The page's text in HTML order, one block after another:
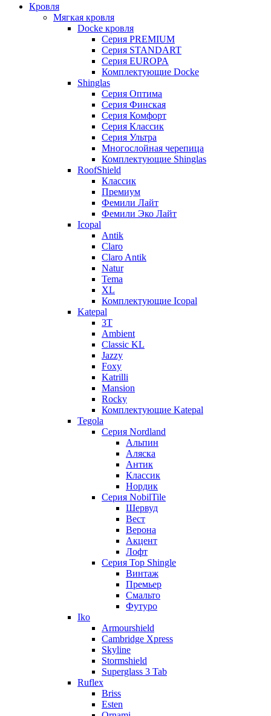
Кровля
Мягкая кровля
Docke кровля
Серия PREMIUM
Серия STANDART
Серия EUROPA
Комплектующие Docke
Shinglas
Серия Оптима
Серия Финская
Серия Комфорт
Серия Классик
Серия Ультра
Многослойная черепица
Комплектующие Shinglas
RoofShield
Классик
Премиум
Фемили Лайт
Фемили Эко Лайт
Icopal
Antik
Claro
Claro Antik
Natur
Tema
XL
Комплектующие Icopal
Katepal
3T
Ambient
Classic KL
Jazzy
Foxy
Katrilli
Mansion
Rocky
Комплектующие Katepal
Tegola
Серия Nordland
Альпин
Аляска
Антик
Классик
Нордик
Серия NobilTile
Шервуд
Вест
Верона
Акцент
Лофт
Серия Top Shingle
Винтаж
Премьер
Смальто
Футуро
Iko
Armourshield
Cambridge Xpress
Skyline
Stormshield
Superglass 3 Tab
Ruflex
Briss
Esten